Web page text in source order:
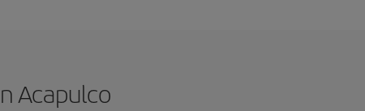
Acapulco